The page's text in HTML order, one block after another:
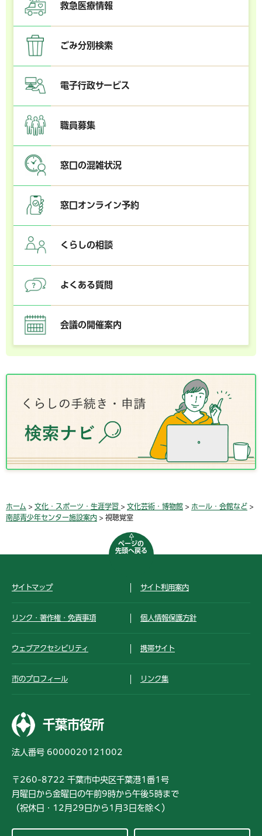
救急医療情報
ごみ分別検索
電子行政サービス
職員募集
窓口の混雑状況
窓口オンライン予約
くらしの相談
よくある質問
会議の開催案内
ホーム > 文化・スポーツ・生涯学習 > 文化芸術・博物館 > ホール・会館など >
南部青少年センター施設案内 > 視聴覚室
ページの
先頭へ戻る
サイトマップ サイト利用案内
リンク・著作権・免責事項 個人情報保護方針
ウェブアクセシビリティ 携帯サイト
市のプロフィール リンク集
千葉市役所
法人番号 6000020121002
〒260-8722 千葉市中央区千葉港1番1号
月曜日から金曜日の午前9時から午後5時まで
（祝休日・12月29日から1月3日を除く）